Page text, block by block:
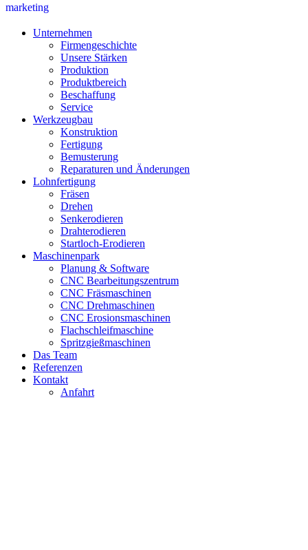
marketing
Unternehmen
Firmengeschichte
Unsere Stärken
Produktion
Produktbereich
Beschaffung
Service
Werkzeugbau
Konstruktion
Fertigung
Bemusterung
Reparaturen und Änderungen
Lohnfertigung
Fräsen
Drehen
Senkerodieren
Drahterodieren
Startloch-Erodieren
Maschinenpark
Planung & Software
CNC Bearbeitungszentrum
CNC Fräsmaschinen
CNC Drehmaschinen
CNC Erosionsmaschinen
Flachschleifmaschine
Spritzgießmaschinen
Das Team
Referenzen
Kontakt
Anfahrt